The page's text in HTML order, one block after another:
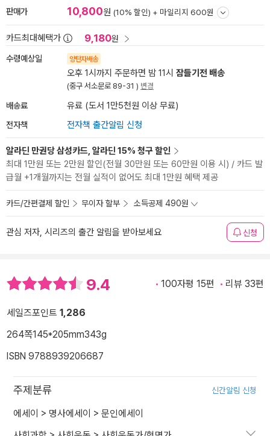
판매가 10,800원 (10% 할인) + 마일리지 600원
카드최대혜택가 9,180원
수령예상일 양탄자배송
오후 1시까지 주문하면 밤 11시 잠들기전 배송
(중구 서소문로 89-31 ) 변경
배송료 유료 (도서 1만5천원 이상 무료)
전자책 전자책 출간알림 신청
알라딘 만권당 삼성카드, 알라딘 15% 청구 할인
최대 1만원 또는 2만원 할인(전월 30만원 또는 60만원 이용 시) / 카드 발
급월 +1개월까지는 전월 실적이 없어도 최대 1만원 혜택 제공
카드/간편결제 할인 무이자 할부 소득공제 490원
관심 저자, 시리즈의 출간 알림을 받아보세요 신청
9.4 100자평 15편 리뷰 33편
세일즈포인트 1,286
264쪽145*205mm343g
ISBN 9788939206687
주제분류 신간알림 신청
에세이 > 명사에세이 > 문인에세이